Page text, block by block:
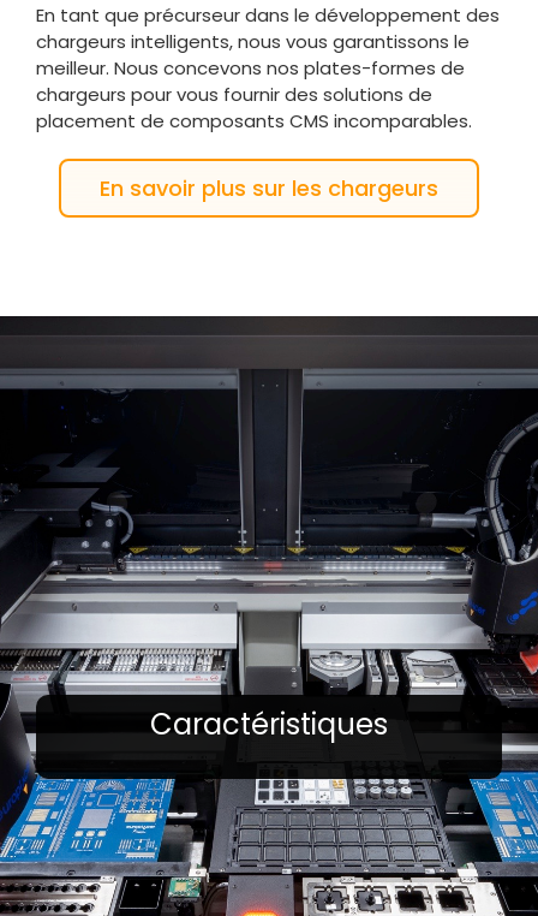
En tant que précurseur dans le développement des
chargeurs intelligents, nous vous garantissons le
meilleur. Nous concevons nos plates-formes de
chargeurs pour vous fournir des solutions de
placement de composants CMS incomparables.
En savoir plus sur les chargeurs
Caractéristiques